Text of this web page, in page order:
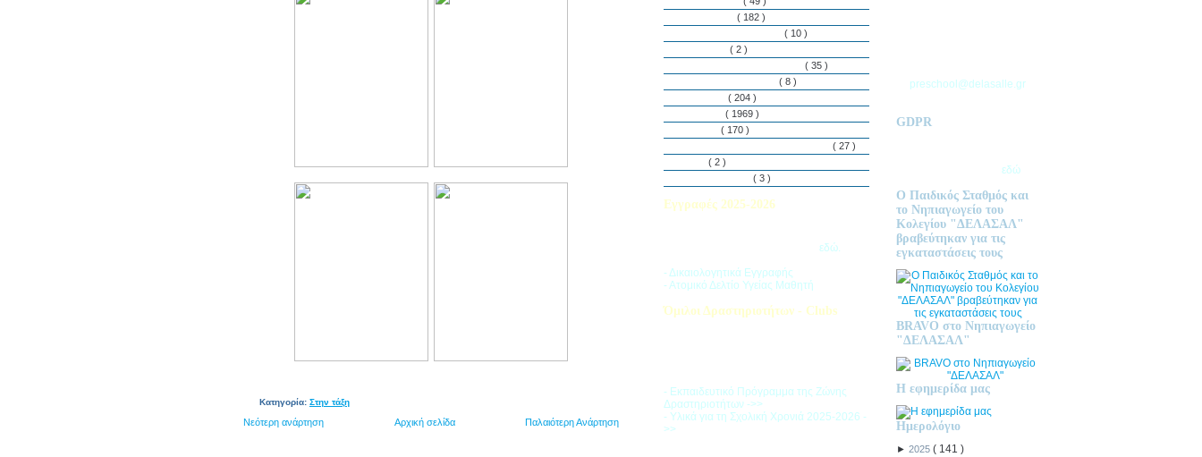
Κατηγορία: Στην τάξη
Νεότερη ανάρτηση Παλαιότερη Ανάρτηση
Αρχική σελίδα
( 182 )
( 10 )
( 2 )
( 35 )
( 8 )
( 204 )
( 1969 )
( 170 )
( 27 )
( 2 )
( 3 )
Εγγραφές 2025-2026
εδώ.
- Δικαιολογητικά Εγγραφής
- Ατομικό Δελτίο Υγείας Μαθητή
Όμιλοι Δραστηριοτήτων - Clubs
- Εκπαιδευτικό Πρόγραμμα της Ζώνης
Δραστηριοτήτων ->>
- Υλικά για τη Σχολική Χρονιά 2025-2026 -
>>
preschool@delasalle.gr
GDPR
εδώ
Ο Παιδικός Σταθμός και
το Νηπιαγωγείο του
Κολεγίου "ΔΕΛΑΣΑΛ"
βραβεύτηκαν για τις
εγκαταστάσεις τους
BRAVO στο Νηπιαγωγείο
"ΔΕΛΑΣΑΛ"
Η εφημερίδα μας
Ημερολόγιο
► 2025 ( 141 )